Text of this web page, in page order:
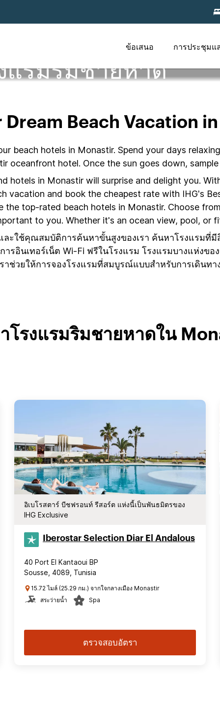
ข้อเสนอ การประชุมแ
แรมริมชายหาด
Dream Beach Vacation
beach hotels in Monastir. Spend your days
oceanfront hotel. Once the sun goes down,
hotels in Monastir will surprise and delight you.
vacation and book the cheapest rate with IHG's
top-rated beach hotels in Monastir. Choose
to you. Whether it's an ocean view, pool, or
ะใช้คุณสมบัติการค้นหาขั้นสูงของเรา ค้นหาโรงแรมที่
รอินเทอร์เน็ต Wi-Fi ฟรีในโรงแรม โรงแรมบางแห่งข
าช่วยให้การจองโรงแรมที่สมบูรณ์แบบสำหรับการเดินทา
โรงแรมริมชายหาดใน
อิเบโรสตาร์ บีชฟรอนท์ รีสอร์ต แห่งนี้เป็นพันธมิตรของ
IHG Exclusive
Iberostar Selection​ Diar El Andalous
40 Port El Kantaoui BP
Sousse, 4089, Tunisia
15.72 ไมล์ (25.29 กม.) จากใจกลางเมือง Monastir
สระว่ายน้ำ
Spa
ตรวจสอบอัตรา